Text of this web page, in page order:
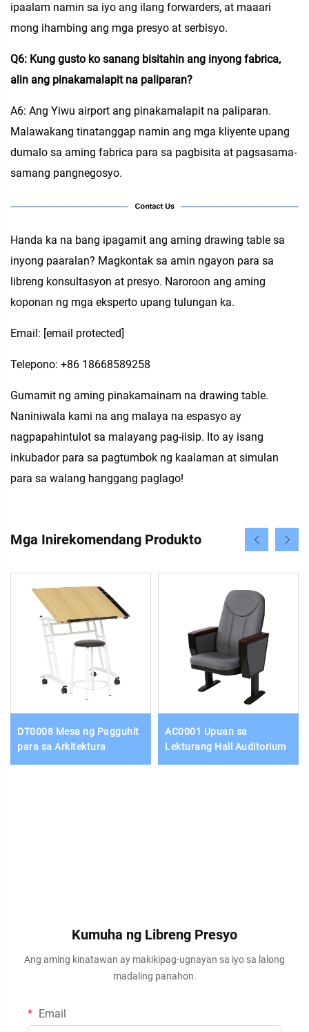
ipaalam namin sa iyo ang ilang forwarders, at maaari
mong ihambing ang mga presyo at serbisyo.
Q6: Kung gusto ko sanang bisitahin ang inyong fabrica,
alin ang pinakamalapit na paliparan?
A6: Ang Yiwu airport ang pinakamalapit na paliparan.
Malawakang tinatanggap namin ang mga kliyente upang
dumalo sa aming fabrica para sa pagbisita at pagsasama-
samang pangnegosyo.
Handa ka na bang ipagamit ang aming drawing table sa
inyong paaralan? Magkontak sa amin ngayon para sa
libreng konsultasyon at presyo. Naroroon ang aming
koponan ng mga eksperto upang tulungan ka.
Email: [email protected]
Telepono: +86 18668589258
Gumamit ng aming pinakamainam na drawing table.
Naniniwala kami na ang malaya na espasyo ay
nagpapahintulot sa malayang pag-iisip. Ito ay isang
inkubador para sa pagtumbok ng kaalaman at simulan
para sa walang hanggang paglago!
Mga Inirekomendang Produkto
DT0008 Mesa ng Pagguhit
para sa Arkitektura
AC0001 Upuan sa
Lekturang Hall Auditorium
Kumuha ng Libreng Presyo
Ang aming kinatawan ay makikipag-ugnayan sa iyo sa lalong
madaling panahon.
Email